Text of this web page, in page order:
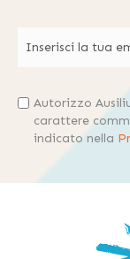
Autorizzo
carattere
indicato nella